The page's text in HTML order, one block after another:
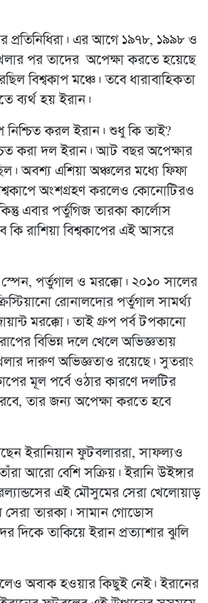
প্রতিনিধিরা। এর আগে ১৯৭৮, ১৯৯৮ ও
পর তাদের অপেক্ষা করতে হয়েছে
বিশ্বকাপ মঞ্চে। তবে ধারাবাহিকতা
ব্যর্থ হয় ইরান।
নিশ্চিত করল ইরান। শুধু কি তাই?
করা দল ইরান। আট বছর অপেক্ষার
অবশ্য এশিয়া অঞ্চলের মধ্যে ফিফা
অংশগ্রহণ করলেও কোনোটিরও
এবার পর্তুগিজ তারকা কার্লোস
রাশিয়া বিশ্বকাপের এই আসরে
স্পেন, পর্তুগাল ও মরক্কো। ২০১০ সালের
রোনালদোর পর্তুগাল সামর্থ্য
মরক্কো। তাই গ্রুপ পর্ব টপকানো
বিভিন্ন দলে খেলে অভিজ্ঞতায়
দারুণ অভিজ্ঞতাও রয়েছে। সুতরাং
মূল পর্বে ওঠার কারণে দলটির
তার জন্য অপেক্ষা করতে হবে
ইরানিয়ান ফুটবলাররা, সাফল্যও
আরো বেশি সক্রিয়। ইরানি উইঙ্গার
এই মৌসুমের সেরা খেলোয়াড়
তারকা। সামান গোডোস
দিকে তাকিয়ে ইরান প্রত্যাশার ঝুলি
অবাক হওয়ার কিছুই নেই। ইরানের